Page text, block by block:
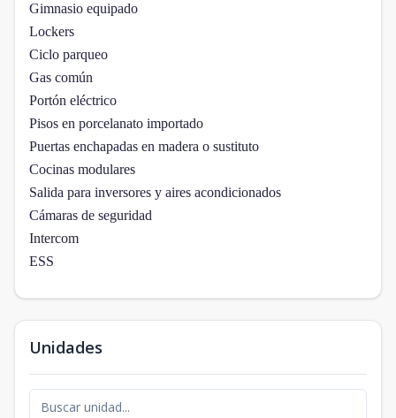
Gimnasio equipado
Lockers
Ciclo parqueo
Gas común
Portón eléctrico
Pisos en porcelanato importado
Puertas enchapadas en madera o sustituto
Cocinas modulares
Salida para inversores y aires acondicionados
Cámaras de seguridad
Intercom
ESS
Unidades